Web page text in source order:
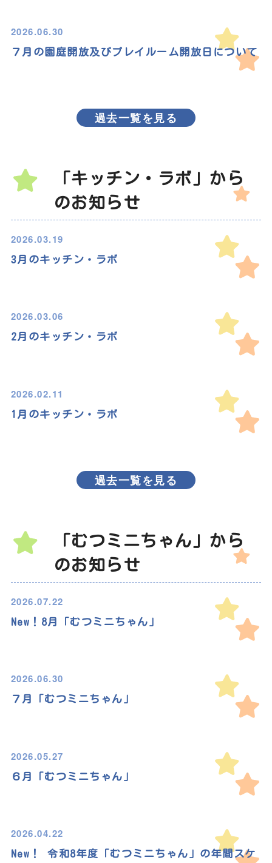
2026.06.30
７月の園庭開放及びプレイルーム開放日について
過去一覧を見る
「キッチン・ラボ」から
のお知らせ
2026.03.19
3月のキッチン・ラボ
2026.03.06
2月のキッチン・ラボ
2026.02.11
1月のキッチン・ラボ
過去一覧を見る
「むつミニちゃん」から
のお知らせ
2026.07.22
New！8月「むつミニちゃん」
2026.06.30
７月「むつミニちゃん」
2026.05.27
６月「むつミニちゃん」
2026.04.22
New！ 令和8年度「むつミニちゃん」の年間スケ